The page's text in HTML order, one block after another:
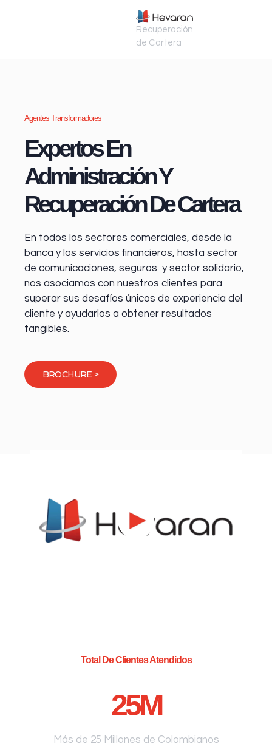
Recuperación
de Cartera
Agentes Transformadores
Expertos En
Administración Y
Recuperación De Cartera
En todos los sectores comerciales, desde la
banca y los servicios financieros, hasta sector
de comunicaciones, seguros y sector solidario,
nos asociamos con nuestros clientes para
superar sus desafíos únicos de experiencia del
cliente y ayudarlos a obtener resultados
tangibles.
BROCHURE >
Total De Clientes Atendidos
25M
Más de 25 Millones de Colombianos